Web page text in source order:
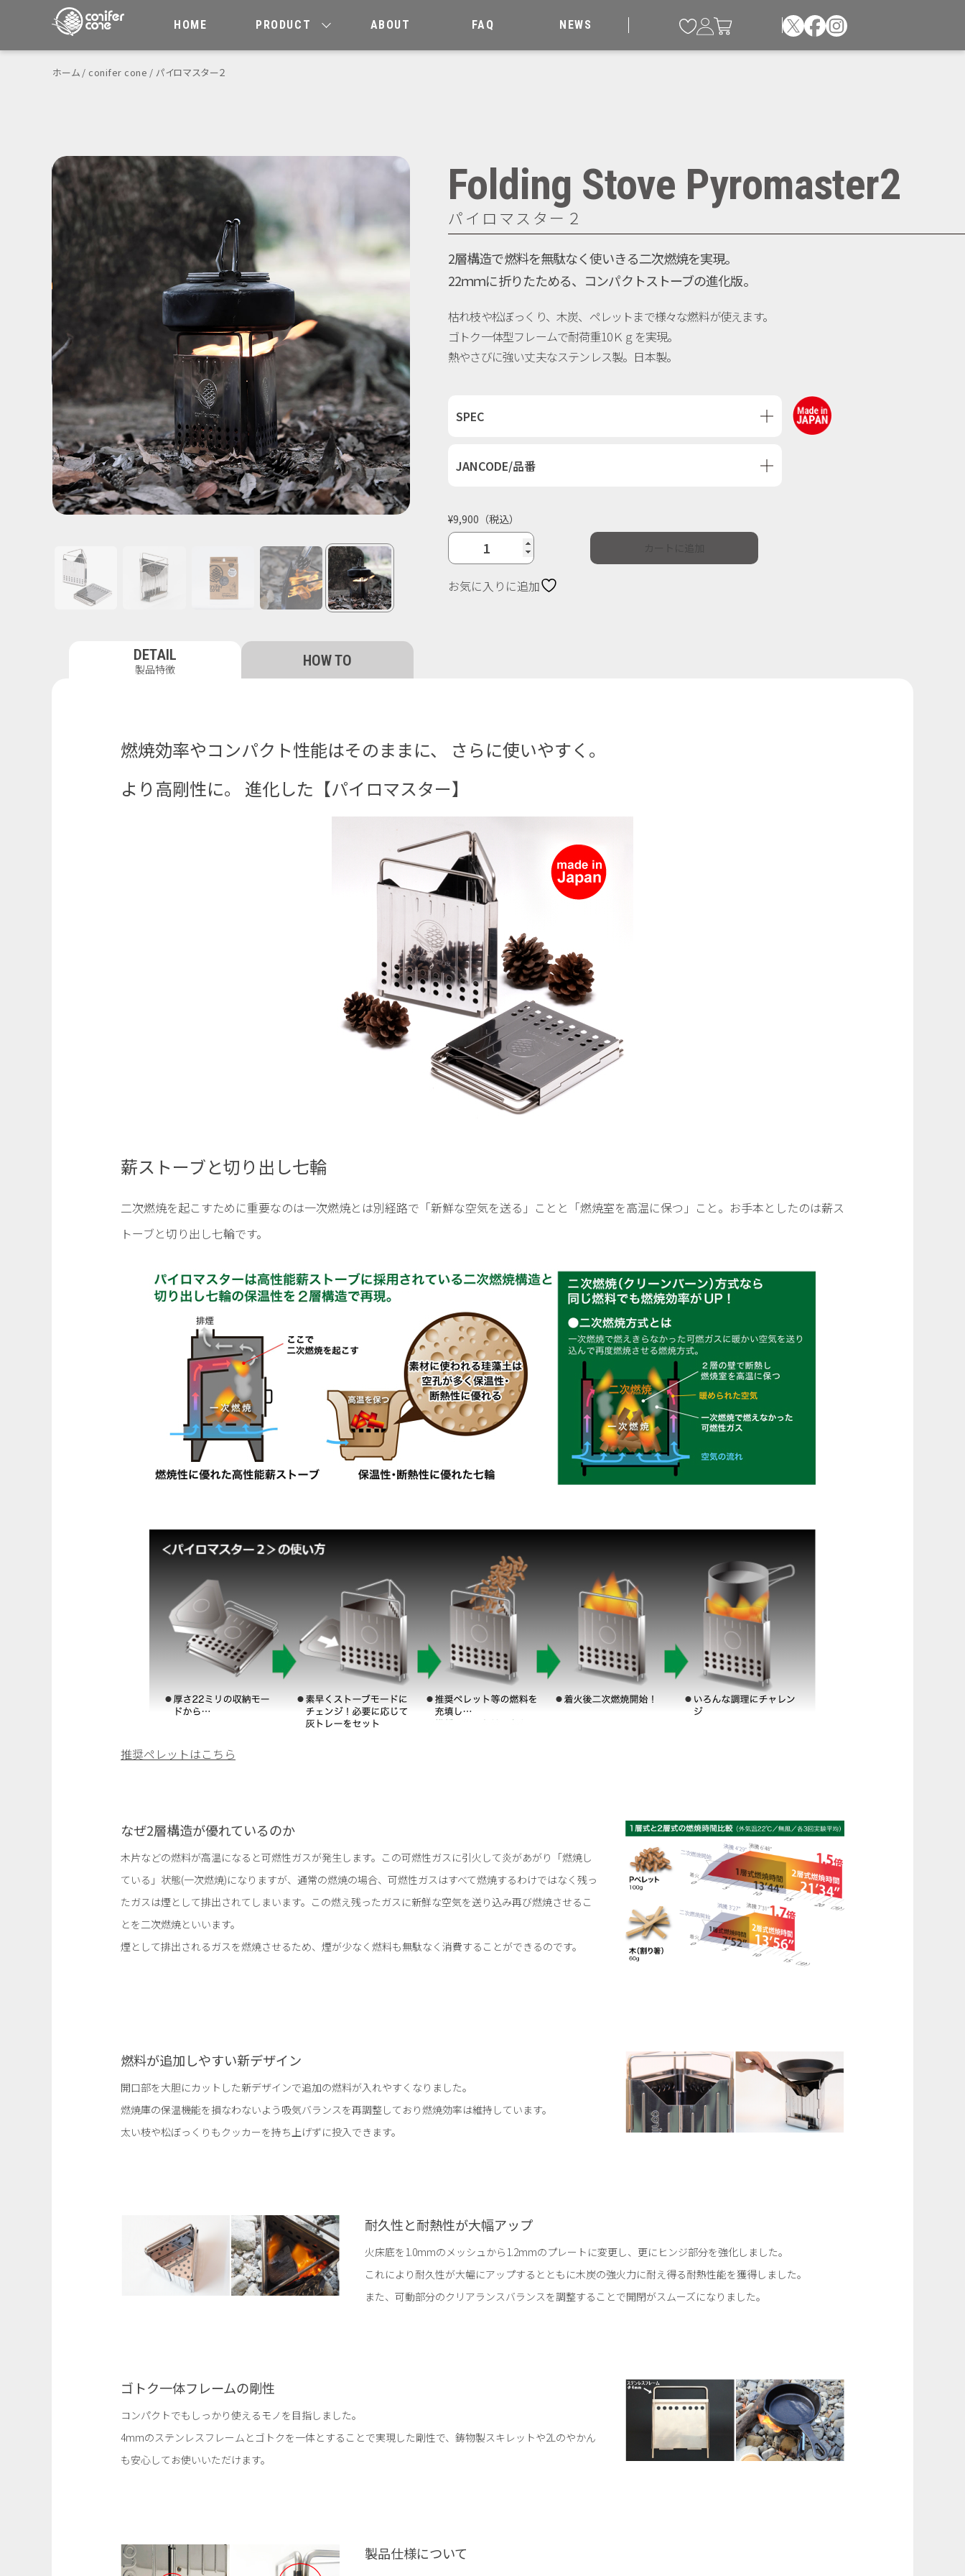
HOME PRODUCT ABOUT FAQ NEWS
ホーム conifer cone パイロマスター２
Folding Stove Pyromaster2
パイロマスター２
2層構造で燃料を無駄なく使いきる二次燃焼を実現。
22ｍｍに折りたためる、コンパクトストーブの進化版。
枯れ枝や松ぼっくり、木炭、ペレットまで様々な燃料が使えます。
ゴトク一体型フレームで耐荷重10Ｋｇを実現。
熱やさびに強い丈夫なステンレス製。日本製。
SPEC
JANCODE/品番
¥9,900 （税込）
イ
タ
ー
２
個
お気に入りに追加
DETAIL
製品特徴 HOW TO
燃焼効率やコンパクト性能はそのままに、 さらに使いやすく。
より高剛性に。 進化した【パイロマスター】
薪ストーブと切り出し七輪
二次燃焼を起こすために重要なのは一次燃焼とは別経路で「新鮮な空気を送る」ことと「燃焼室を高温に保つ」こと。お手本としたのは薪ス
トーブと切り出し七輪です。
推奨ペレットはこちら
なぜ2層構造が優れているのか
木片などの燃料が高温になると可燃性ガスが発生します。この可燃性ガスに引火して炎があがり「燃焼し
ている」状態(一次燃焼)になりますが、通常の燃焼の場合、可燃性ガスはすべて燃焼するわけではなく残っ
たガスは煙として排出されてしまいます。この燃え残ったガスに新鮮な空気を送り込み再び燃焼させるこ
とを二次燃焼といいます。
煙として排出されるガスを燃焼させるため、煙が少なく燃料も無駄なく消費することができるのです。
燃料が追加しやすい新デザイン
開口部を大胆にカットした新デザインで追加の燃料が入れやすくなりました。
燃焼庫の保温機能を損なわないよう吸気バランスを再調整しており燃焼効率は維持しています。
太い枝や松ぼっくりもクッカーを持ち上げずに投入できます。
耐久性と耐熱性が大幅アップ
火床底を1.0mmのメッシュから1.2mmのプレートに変更し、更にヒンジ部分を強化しました。
これにより耐久性が大幅にアップするとともに木炭の強火力に耐え得る耐熱性能を獲得しました。
また、可動部分のクリアランスバランスを調整することで開閉がスムーズになりました。
ゴトク一体フレームの剛性
コンパクトでもしっかり使えるモノを目指しました。
4mmのステンレスフレームとゴトクを一体とすることで実現した剛性で、鋳物製スキレットや2Lのやかん
も安心してお使いいただけます。
製品仕様について